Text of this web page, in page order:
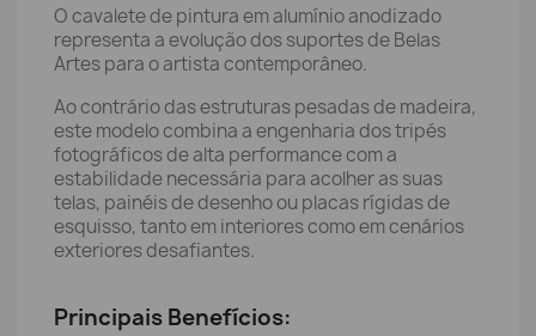
O cavalete de pintura em alumínio anodizado
representa a evolução dos suportes de Belas
Artes para o artista contemporâneo.
Ao contrário das estruturas pesadas de madeira,
este modelo combina a engenharia dos tripés
fotográficos de alta performance com a
estabilidade necessária para acolher as suas
telas, painéis de desenho ou placas rígidas de
esquisso, tanto em interiores como em cenários
exteriores desafiantes.
Principais Benefícios: